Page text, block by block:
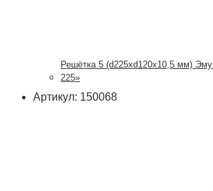
Решётка 5 (d225xd120x10,5 мм)
225»
Артикул: 150068